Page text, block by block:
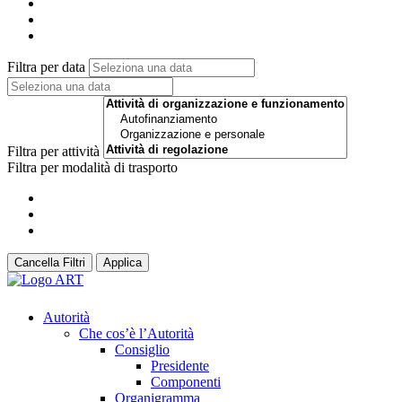
Filtra per data
Filtra per attività
Filtra per modalità di trasporto
Cancella Filtri Applica
Autorità
Che cos’è l’Autorità
Consiglio
Presidente
Componenti
Organigramma